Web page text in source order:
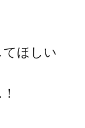
ほしい